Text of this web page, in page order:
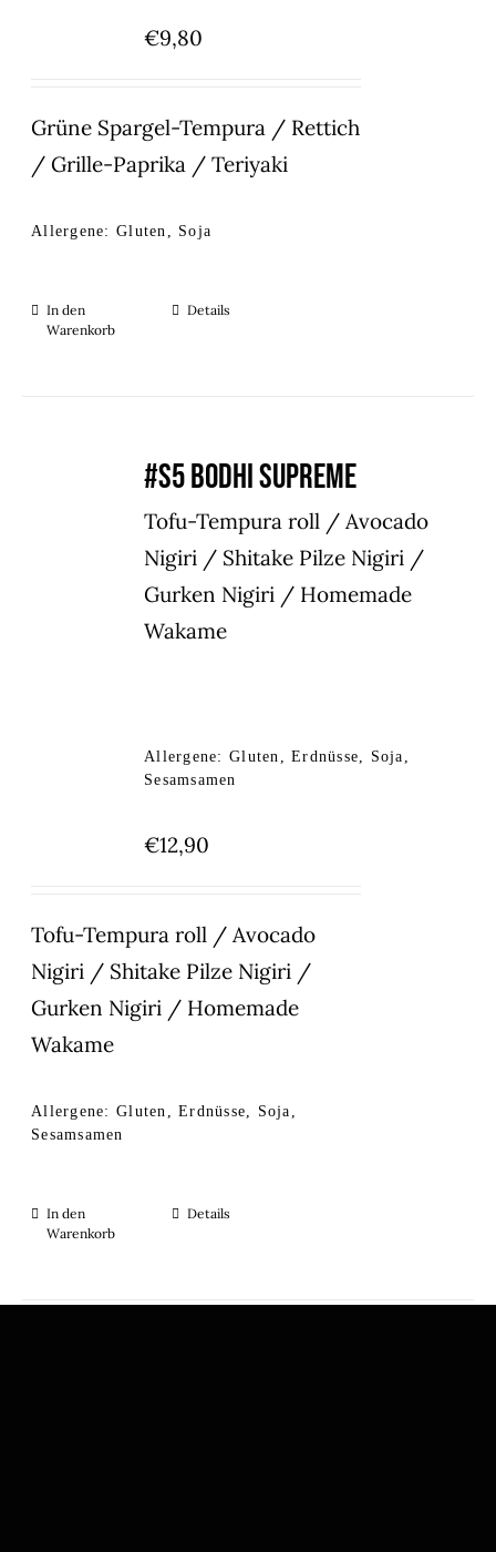
€9,80
Grüne Spargel-Tempura / Rettich
/ Grille-Paprika / Teriyaki
Allergene: Gluten, Soja
In den
Warenkorb
Details
#S5 BODHI SUPREME
Tofu-Tempura roll / Avocado
Nigiri / Shitake Pilze Nigiri /
Gurken Nigiri / Homemade
Wakame
Allergene: Gluten, Erdnüsse, Soja,
Sesamsamen
€12,90
Tofu-Tempura roll / Avocado
Nigiri / Shitake Pilze Nigiri /
Gurken Nigiri / Homemade
Wakame
Allergene: Gluten, Erdnüsse, Soja,
Sesamsamen
In den
Warenkorb
Details